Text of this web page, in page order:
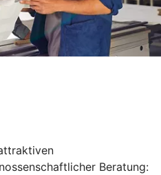
Beratung: